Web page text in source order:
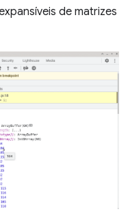
de matrizes